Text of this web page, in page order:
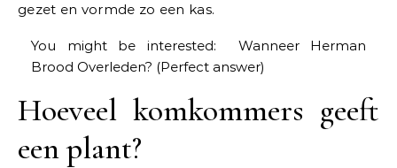
gezet en vormde zo een kas.
You might be interested:
Wanneer Herman
Brood Overleden? (Perfect answer)
Hoeveel komkommers geeft
een plant?